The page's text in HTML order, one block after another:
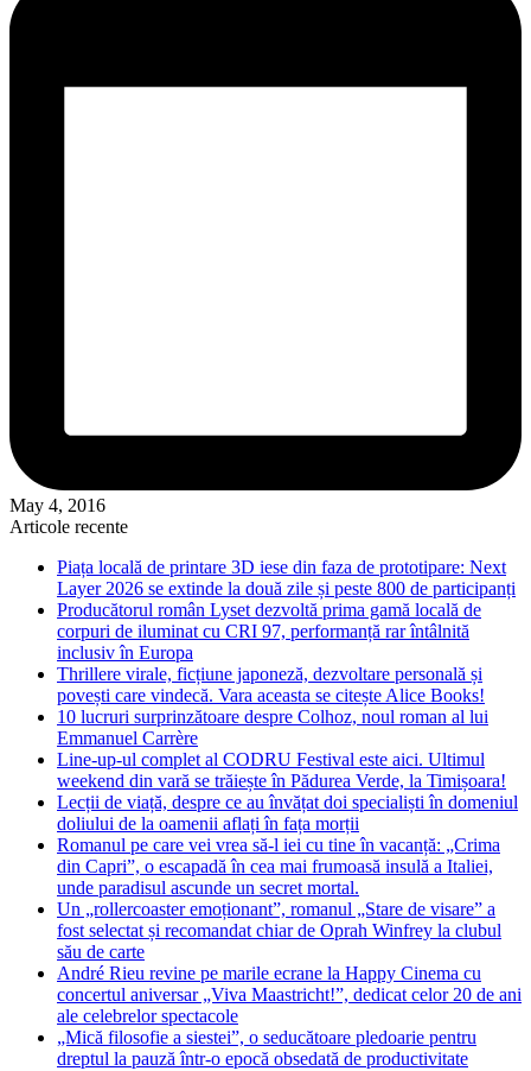
May 4, 2016
Articole recente
Piața locală de printare 3D iese din faza de prototipare: Next
Layer 2026 se extinde la două zile și peste 800 de participanți
Producătorul român Lyset dezvoltă prima gamă locală de
corpuri de iluminat cu CRI 97, performanță rar întâlnită
inclusiv în Europa
Thrillere virale, ficțiune japoneză, dezvoltare personală și
povești care vindecă. Vara aceasta se citește Alice Books!
10 lucruri surprinzătoare despre Colhoz, noul roman al lui
Emmanuel Carrère
Line-up-ul complet al CODRU Festival este aici. Ultimul
weekend din vară se trăiește în Pădurea Verde, la Timișoara!
Lecții de viață, despre ce au învățat doi specialiști în domeniul
doliului de la oamenii aflați în fața morții
Romanul pe care vei vrea să-l iei cu tine în vacanță: „Crima
din Capri”, o escapadă în cea mai frumoasă insulă a Italiei,
unde paradisul ascunde un secret mortal.
Un „rollercoaster emoționant”, romanul „Stare de visare” a
fost selectat și recomandat chiar de Oprah Winfrey la clubul
său de carte
André Rieu revine pe marile ecrane la Happy Cinema cu
concertul aniversar „Viva Maastricht!”, dedicat celor 20 de ani
ale celebrelor spectacole
„Mică filosofie a siestei”, o seducătoare pledoarie pentru
dreptul la pauză într-o epocă obsedată de productivitate